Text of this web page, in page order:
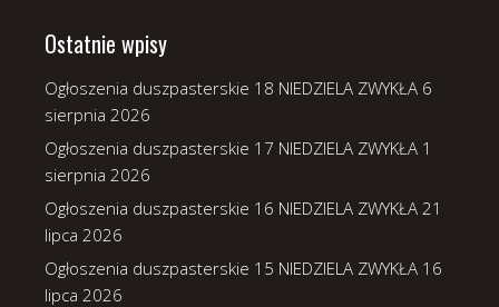
Ostatnie wpisy
Ogłoszenia duszpasterskie 18 NIEDZIELA ZWYKŁA 6
sierpnia 2026
Ogłoszenia duszpasterskie 17 NIEDZIELA ZWYKŁA 1
sierpnia 2026
Ogłoszenia duszpasterskie 16 NIEDZIELA ZWYKŁA 21
lipca 2026
Ogłoszenia duszpasterskie 15 NIEDZIELA ZWYKŁA 16
lipca 2026